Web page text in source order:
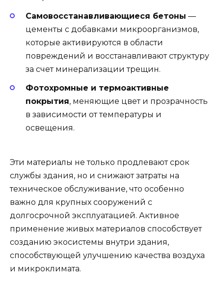
Самовосстанавливающиеся бетоны —
цементы с добавками микроорганизмов,
которые активируются в области
повреждений и восстанавливают структуру
за счет минерализации трещин.
Фотохромные и термоактивные
покрытия, меняющие цвет и прозрачность
в зависимости от температуры и
освещения.
Эти материалы не только продлевают срок
службы здания, но и снижают затраты на
техническое обслуживание, что особенно
важно для крупных сооружений с
долгосрочной эксплуатацией. Активное
применение живых материалов способствует
созданию экосистемы внутри здания,
способствующей улучшению качества воздуха
и микроклимата.